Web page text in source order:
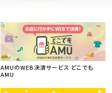
AMUのWEB決済サービス どこでも
AMU